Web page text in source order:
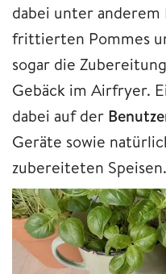
dabei unter anderem
frittierten Pommes
sogar die
Gebäck im Airfryer.
dabei auf der
Geräte sowie
zubereiteten Speisen.